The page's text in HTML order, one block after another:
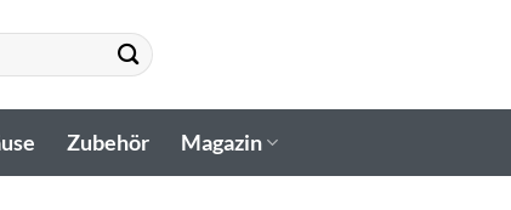
Zubehör Magazin